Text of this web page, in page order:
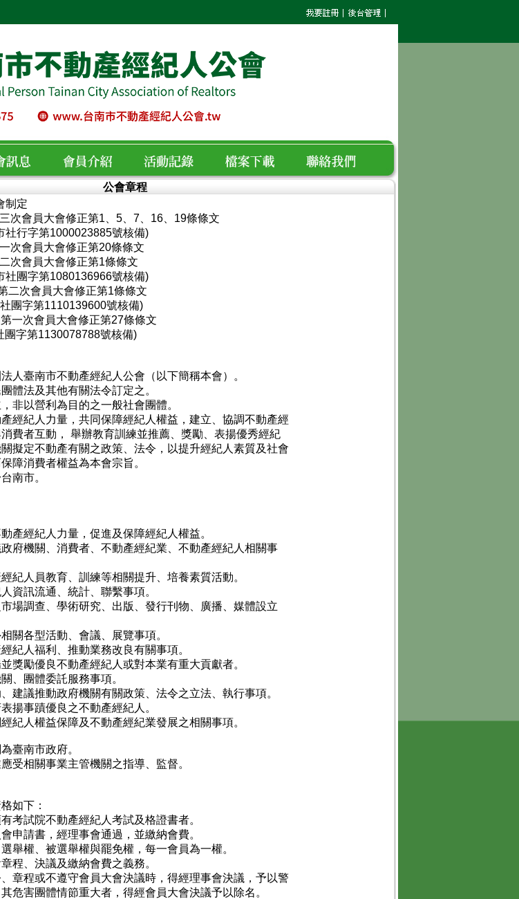
息 會員介紹 活動紀錄
公會章程
制定
次會員大會修正第1、5、7、16、19條條文
社行字第1000023885號核備)
次會員大會修正第20條條文
次會員大會修正第1條條文
社團字第1080136966號核備)
二次會員大會修正第1條條文
團字第1110139600號核備)
一次會員大會修正第27條條文
團字第1130078788號核備)
人 臺南市不動產經紀人公會（以下簡稱本會）。
體法及其他有關法令訂定之。
非以營利為目的之一般社會團體。
經紀人力量，共同保障經紀人權益，建立、協調不動產經
費者互動， 舉辦教育訓練並推薦、獎勵、表揚優秀經紀
擬定不動產有關之政策、法令，以提升經紀人素質及社會
障消費者權益為本會宗旨。
南市。
產經紀人力量，促進及保障經紀人權益。
府機關、消費者、不動產經紀業、不動產經紀人相關事
紀人員教育、訓練等相關提升、培養素質活動。
資訊流通、統計、聯繫事項。
場調查、學術研究、出版、發行刊物、廣播、媒體設立
關各型活動、會議、展覽事項。
紀人福利、推動業務改良有關事項。
獎勵優良不動產經紀人或對本業有重大貢獻者。
、團體委託服務事項。
建議推動政府機關有關政策、法令之立法、執行事項。
揚事蹟優良之不動產經紀人。
紀人權益保障及不動產經紀業發展之相關事項。
臺南市政府。
受相關事業主管機關之指導、監督。
如下：
考試院不動產經紀人考試及格證書者。
申請書，經理事會通過，並繳納會費。
舉權、被選舉權與罷免權，每一會員為一權。
程、決議及繳納會費之義務。
章程或不遵守會員大會決議時，得經理事會決議，予以警
危害團體情節重大者，得經會員大會決議予以除名。